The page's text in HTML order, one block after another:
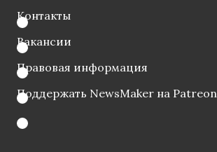
Контакты
Вакансии
Правовая информация
Поддержать NewsMaker на Patreon